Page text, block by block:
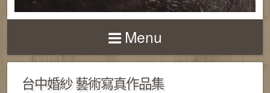
Menu
台中婚紗 藝術寫真作品集